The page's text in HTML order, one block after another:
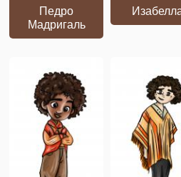
Педро
Мадригаль